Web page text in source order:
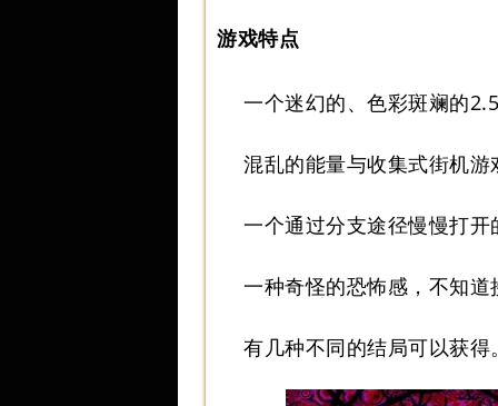
游戏特点
一个迷幻的、色彩斑斓的
混乱的能量与收集式街机游
一个通过分支途径慢慢打开
一种奇怪的恐怖感，不知
有几种不同的结局可以获得